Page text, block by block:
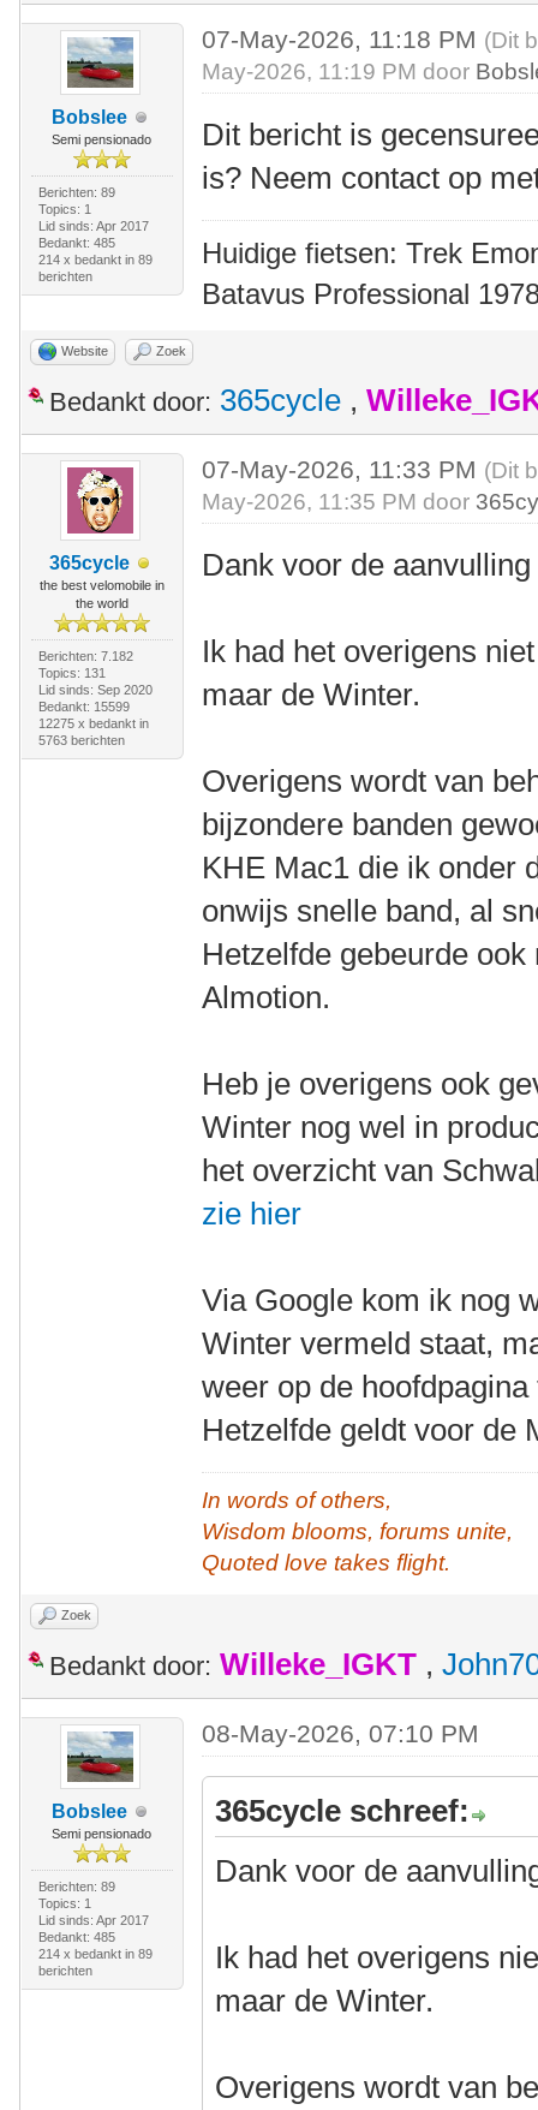
Bobslee
Semi pensionado
Berichten: 89
Topics: 1
Lid sinds: Apr 2017
Bedankt: 485
214 x bedankt in 89
berichten
07-May-2026, 11:18 PM (Dit
May-2026, 11:19 PM door
Dit bericht is
is? Neem contact op
Huidige fietsen: Trek
Batavus Professional
Website Zoek
Bedankt door: 365cycle ,
365cycle
the best velomobile in
the world
Berichten: 7.182
Topics: 131
Lid sinds: Sep 2020
Bedankt: 15599
12275 x bedankt in
5763 berichten
07-May-2026, 11:33 PM (Dit
May-2026, 11:35 PM door
Dank voor de
Ik had het overigens
maar de Winter.
Overigens wordt van
bijzondere banden
KHE Mac1 die ik onder
onwijs snelle band, al
Hetzelfde gebeurde
Almotion.
Heb je overigens ook
Winter nog wel in
het overzicht van
zie hier
Via Google kom ik nog
Winter vermeld staat,
weer op de
Hetzelfde geldt voor de
In words of others,
Wisdom blooms, forums unite,
Quoted love takes flight.
Zoek
Bedankt door: Willeke_IGKT ,
Bobslee
Semi pensionado
Berichten: 89
Topics: 1
Lid sinds: Apr 2017
Bedankt: 485
214 x bedankt in 89
berichten
08-May-2026, 07:10 PM
365cycle schreef:
Dank voor de
Ik had het overigens
maar de Winter.
Overigens wordt van